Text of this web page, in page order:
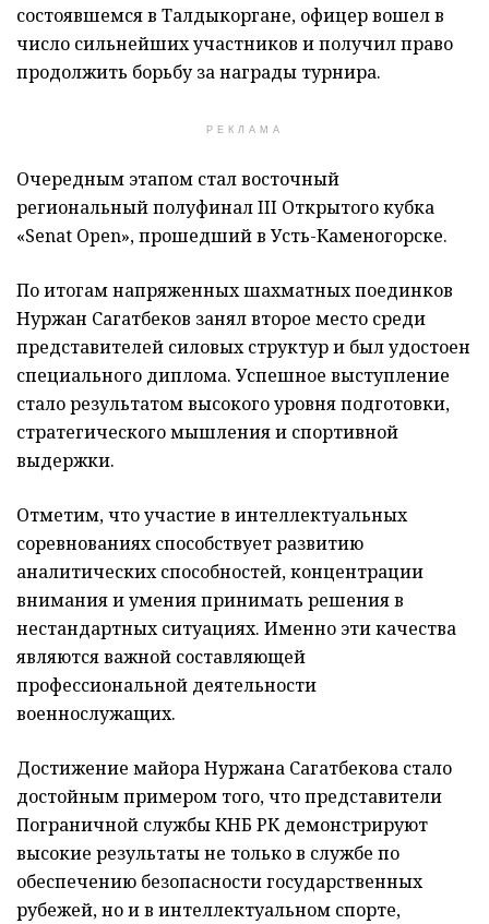
состоявшемся в Талдыкоргане, офицер вошел в
число сильнейших участников и получил право
продолжить борьбу за награды турнира.
РЕКЛАМА
Очередным этапом стал восточный
региональный полуфинал III Открытого кубка
«Senat Open», прошедший в Усть-Каменогорске.
По итогам напряженных шахматных поединков
Нуржан Сагатбеков занял второе место среди
представителей силовых структур и был удостоен
специального диплома. Успешное выступление
стало результатом высокого уровня подготовки,
стратегического мышления и спортивной
выдержки.
Отметим, что участие в интеллектуальных
соревнованиях способствует развитию
аналитических способностей, концентрации
внимания и умения принимать решения в
нестандартных ситуациях. Именно эти качества
являются важной составляющей
профессиональной деятельности
военнослужащих.
Достижение майора Нуржана Сагатбекова стало
достойным примером того, что представители
Пограничной службы КНБ РК демонстрируют
высокие результаты не только в службе по
обеспечению безопасности государственных
рубежей, но и в интеллектуальном спорте,